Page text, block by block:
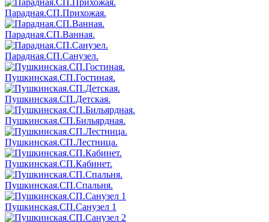
Парадная.СП.Прихожая.
Парадная.СП.Ванная.
Парадная.СП.Санузел.
Пушкинская.СП.Гостиная.
Пушкинская.СП.Детская.
Пушкинская.СП.Бильярдная.
Пушкинская.СП.Лестница.
Пушкинская.СП.Кабинет.
Пушкинская.СП.Спальня.
Пушкинская.СП.Санузел 1